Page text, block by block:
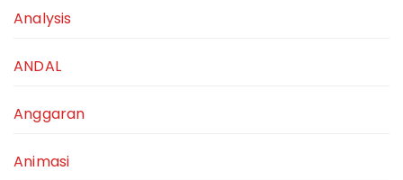
Analysis
ANDAL
Anggaran
Animasi